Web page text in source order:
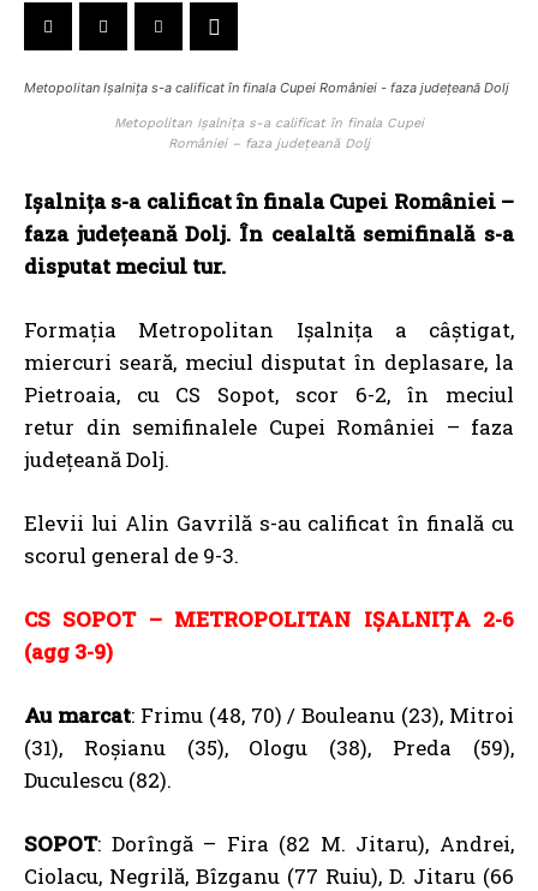
Metopolitan Ișalnița s-a calificat în finala Cupei României - faza județeană Dolj
Metopolitan Ișalnița s-a calificat în finala Cupei
României – faza județeană Dolj
Ișalnița s-a calificat în finala Cupei României –
faza județeană Dolj. În cealaltă semifinală s-a
disputat meciul tur.
Formația Metropolitan Ișalnița a câştigat,
miercuri seară, meciul disputat în deplasare, la
Pietroaia, cu CS Sopot, scor 6-2, în meciul
retur din semifinalele Cupei României – faza
județeană Dolj.
Elevii lui Alin Gavrilă s-au calificat în finală cu
scorul general de 9-3.
CS SOPOT – METROPOLITAN IȘALNIȚA 2-6
(agg 3-9)
Au marcat: Frimu (48, 70) / Bouleanu (23), Mitroi
(31), Roșianu (35), Ologu (38), Preda (59),
Duculescu (82).
SOPOT: Dorîngă – Fira (82 M. Jitaru), Andrei,
Ciolacu, Negrilă, Bîzganu (77 Ruiu), D. Jitaru (66